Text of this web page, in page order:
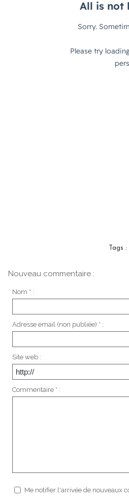
Tags :
Nouveau commentaire :
Nom * :
Adresse email (non publiée) * :
Site web :
Commentaire * :
Me notifier l'arrivée de nouveaux